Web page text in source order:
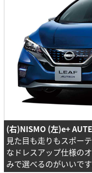
(右)NISMO (左)e+
見た目も走りもスポー
なドレスアップ仕様の
みで選べるのがいいです